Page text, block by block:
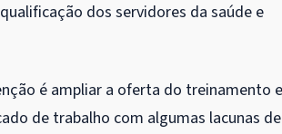
dos servidores da saúde e
é ampliar a oferta do treinamento
de trabalho com algumas lacunas de